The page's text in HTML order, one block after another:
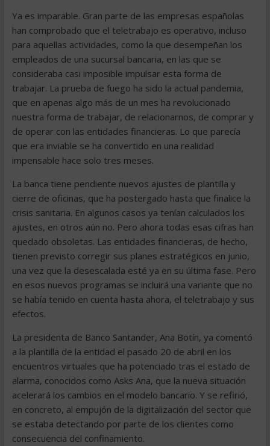
Ya es imparable. Gran parte de las empresas españolas
han comprobado que el teletrabajo es operativo, incluso
para aquellas actividades, como la que desempeñan los
empleados de una sucursal bancaria, en las que se
consideraba casi imposible impulsar esta forma de
trabajar. La prueba de fuego ha sido la actual pandemia,
que en apenas algo más de un mes ha revolucionado
nuestra forma de trabajar, de relacionarnos, de comprar y
de operar con las entidades financieras. Lo que parecía
que era inviable se ha convertido en una realidad
impensable hace solo tres meses.
La banca tiene pendiente nuevos ajustes de plantilla y
cierre de oficinas, que ha postergado hasta que finalice la
crisis sanitaria. En algunos casos ya tenían calculados los
ajustes, en otros aún no. Pero ahora todas esas cifras han
quedado obsoletas. Las entidades financieras, de hecho,
tienen previsto corregir sus planes estratégicos en junio,
una vez que la desescalada esté ya en su última fase. Pero
en esos nuevos programas se incluirá una variante que no
se había tenido en cuenta hasta ahora, el teletrabajo y sus
efectos.
La presidenta de Banco Santander, Ana Botín, ya comentó
a la plantilla de la entidad el pasado 20 de abril en los
encuentros virtuales que ha potenciado tras el estado de
alarma, conocidos como Asks Ana, que la nueva situación
acelerará los cambios en el modelo bancario. Y se refirió,
en concreto, al empujón de la digitalización del sector que
se estaba detectando por parte de los clientes como
consecuencia del confinamiento.